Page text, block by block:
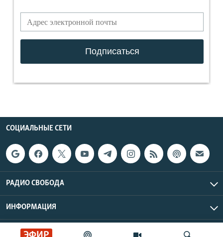
СОЦИАЛЬНЫЕ СЕТИ
РАДИО СВОБОДА
ИНФОРМАЦИЯ
Радио Свобода © 2026 RFE/RL, Inc. | Все права защищены.